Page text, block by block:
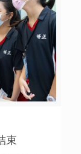
有DSE放榜
格測試，適
香薰包體
應結果獲得
包。 而
擁有放鬆、
後，可寫下
另外，
王嘉莉、
健康。 因
所更改。請
場地所列
束